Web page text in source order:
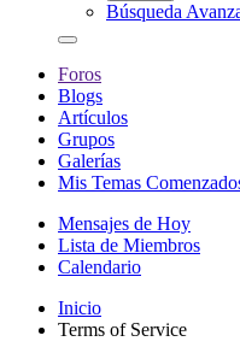
Búsqueda
Foros
Blogs
Artículos
Grupos
Galerías
Mis Temas
Mensajes de Hoy
Lista de Miembros
Calendario
Inicio
Terms of Service